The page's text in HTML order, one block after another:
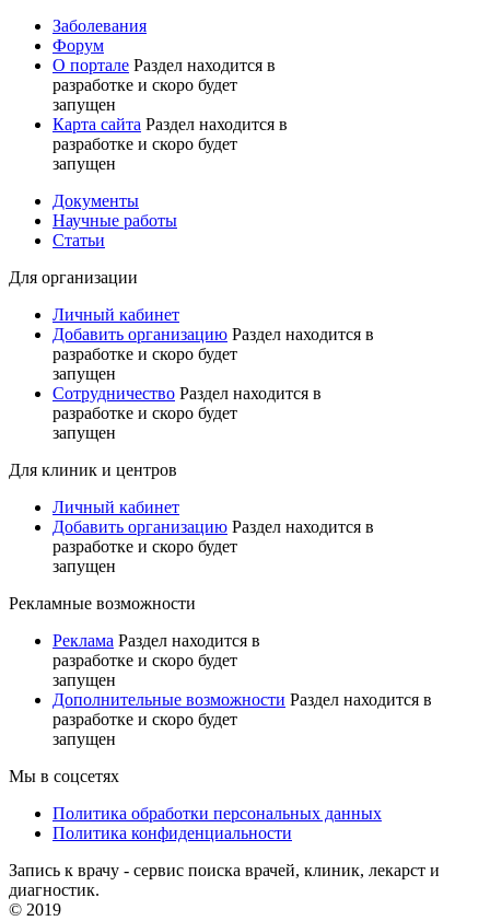
Заболевания
Форум
О портале Раздел находится в
разработке и скоро будет
запущен
Карта сайта Раздел находится в
разработке и скоро будет
запущен
Документы
Научные работы
Статьи
Для организации
Личный кабинет
Добавить организацию Раздел находится в
разработке и скоро будет
запущен
Сотрудничество Раздел находится в
разработке и скоро будет
запущен
Для клиник и центров
Личный кабинет
Добавить организацию Раздел находится в
разработке и скоро будет
запущен
Рекламные возможности
Реклама Раздел находится в
разработке и скоро будет
запущен
Дополнительные возможности Раздел находится в
разработке и скоро будет
запущен
Мы в соцсетях
Политика обработки персональных данных
Политика конфиденциальности
Запись к врачу - сервис поиска врачей, клиник, лекарст и
диагностик.
© 2019